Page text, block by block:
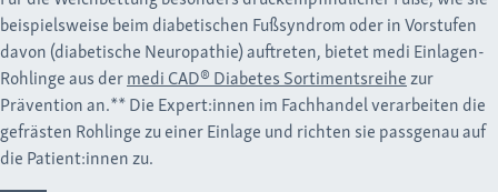
beispielsweise beim diabetischen Fußsyndrom oder in Vorstufen
davon (diabetische Neuropathie) auftreten, bietet medi Einlagen-
Rohlinge aus dermedi CAD® Diabetes Sortimentsreihezur
Prävention an.** Die Expert:innen im Fachhandel verarbeiten die
gefrästen Rohlinge zu einer Einlage und richten sie passgenau auf
die Patient:innen zu.